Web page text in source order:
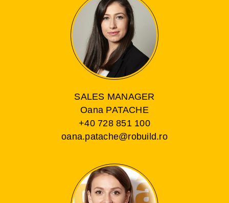
SALES MANAGER
Oana PATACHE
+40 728 851 100
oana.patache@robuild.ro